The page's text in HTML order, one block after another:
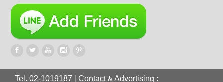
Tel. 02-1019187
Contact & Advertising :